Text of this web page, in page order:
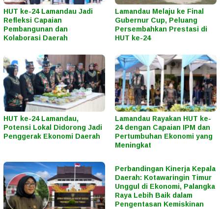
HUT ke-24 Lamandau Jadi
Refleksi Capaian
Pembangunan dan
Kolaborasi Daerah
Lamandau Melaju ke Final
Gubernur Cup, Peluang
Persembahkan Prestasi di
HUT ke-24
HUT ke-24 Lamandau,
Potensi Lokal Didorong Jadi
Penggerak Ekonomi Daerah
Lamandau Rayakan HUT ke-
24 dengan Capaian IPM dan
Pertumbuhan Ekonomi yang
Meningkat
Perbandingan Kinerja Kepala
Daerah: Kotawaringin Timur
Unggul di Ekonomi, Palangka
Raya Lebih Baik dalam
Pengentasan Kemiskinan